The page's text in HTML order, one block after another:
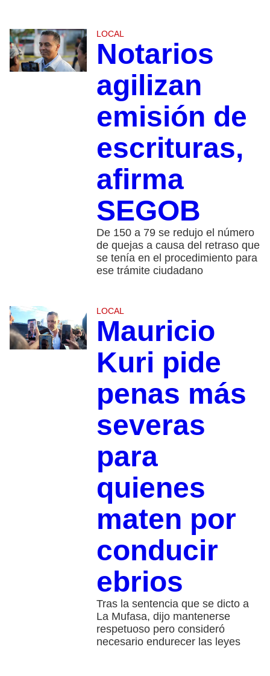
LOCAL
Notarios
agilizan
emisión de
escrituras,
afirma
SEGOB
De 150 a 79 se redujo el número
de quejas a causa del retraso que
se tenía en el procedimiento para
ese trámite ciudadano
LOCAL
Mauricio
Kuri pide
penas más
severas
para
quienes
maten por
conducir
ebrios
Tras la sentencia que se dicto a
La Mufasa, dijo mantenerse
respetuoso pero consideró
necesario endurecer las leyes